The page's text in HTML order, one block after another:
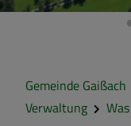
Gemeinde Gaißach
Verwaltung